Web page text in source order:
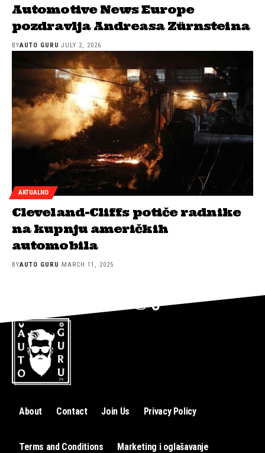
Automotive News Europe
pozdravlja Andreasa Zürnsteina
BYAUTO GURU JULY 2, 2026
AKTUALNO
Cleveland-Cliffs potiče radnike
na kupnju američkih
automobila
BYAUTO GURU MARCH 11, 2025
About Contact Join Us Privacy Policy
Terms and Conditions Marketing i oglašavanje